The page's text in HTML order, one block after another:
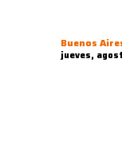
Buenos
jueves,